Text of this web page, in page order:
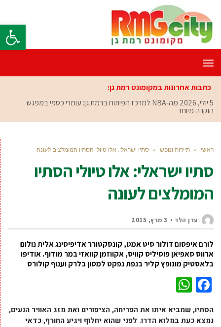
פתח
תפריט
כתבות אחרונות במקומונט רמת גן:
5 יולי, 2026
מה-NBA למרכז הפיתוח ברמת גן: עומרי כספי במפגש
הוקרה מיוחד
ראשי » תיירות ונופש » סתיו ישראלי: אלו טיולי הסתיו המומלצים לעונה
סתיו ישראלי: אלו טיולי הסתיו
המומלצים לעונה
ערן הלר 3 מרץ, 2015
לורם איפסום דולור סיט אמט, קונסקטורר אדיפיסינג אלית נולום
ארווס סאפיאן פוסיליס קוויס, אקווזמן קוואזי במר מודוף. אודיפו
בלאסטיק מונופץ קליר בנפת נפקט למסון בלרק וענוף קולורס
Facebook
הסתיו, שמביא איתו את הפריחה, הציפורים ואת מזג האוויר הנעים,
נמצא כעת במלוא הדרו. לפני שהוא יחלוף ויגיע החורף, כדאי